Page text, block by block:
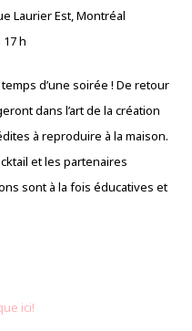
Laurier Est, Montréal
17 h
d’une soirée ! De retour
dans l’art de la création
à reproduire à la maison.
et les partenaires
sont à la fois éducatives et
ici!